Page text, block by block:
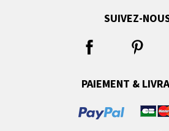
SUIVEZ-
PAIEMENT &